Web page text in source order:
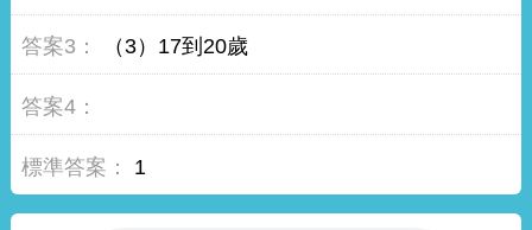
（3）17到20歲
1